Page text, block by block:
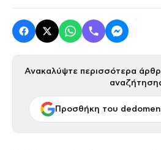
Ανακαλύψτε περισσότερα
Προσθήκη του